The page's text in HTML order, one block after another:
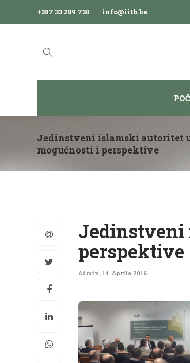
+387 33 289 730 info@iitb.ba
Jedinstveni islamski autoritet
mogućnosti i perspektive
Jedinstveni
perspektive
Admin, 14. Aprila 2016.